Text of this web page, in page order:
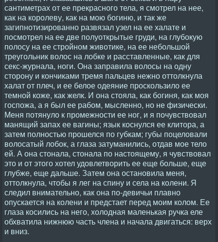
сантиметрах от ее прекрасного тела, я смотрел на нее,
как на королеву, как на мою богиню, и так же
загипнотизированно развязал узел на ее халате и
посмотрел на ее две полуоткрытые груди, на глубокую
полосу на ее стройном животике, на ее небольшой
треугольник волос на лобке и расставленные, как для
секс-журнала, ноги. Она заправила волосы на одну
сторону и кончиками тремя пальцев нежно оттолкнула
халат от плеч, и ее белое одеяние проскользило ее
темной коже, как желк. И она стояла, как богиня, как моя
госпожа, а я был ее рабом, мысленно, но не физически.
Меня потянуло к промежности ее ног, и я почувствовал
манящий запах ее вагины; язык коснулся ее клитора, а
затем полностью прошелся по губкам; губы поцеловали
волосатый лобок, а глаза затуманились, отдав мое тело
ей. А она стонала, стонала по настоящему, я чувствовал
это и от этого хотел удовлетворить ее еще больше, еще
глубже, еще дальше. Затем она остановила меня,
оттолкнула, чтобы я лег на спину и села на колени. Я
следил внимательно, как она по-девичьи плавно
опускается на колени и предстает перед моим колом. Ее
глаза косились на него, холодная маленькая ручка еле
обхватила нижнюю часть члена и начала двигаться: верх
и вниз.